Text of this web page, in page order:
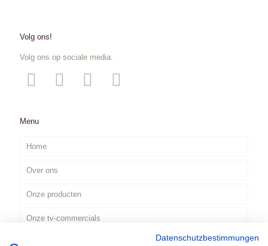
Volg ons!
Volg ons op sociale media:
Menu
Home
Over ons
Onze producten
Onze tv-commercials
Datenschutzbestimmungen